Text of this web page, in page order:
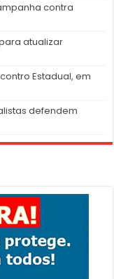
contra
atualizar
Estadual, em
defendem